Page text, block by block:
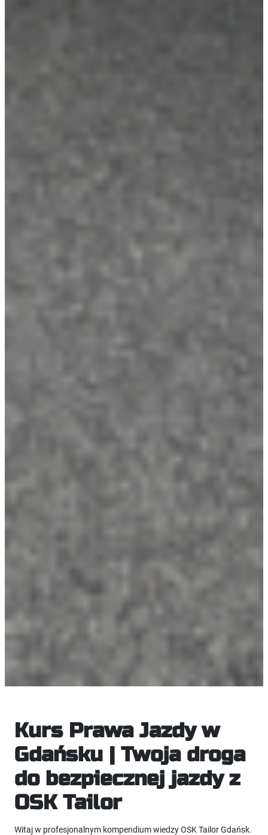
Kurs Prawa Jazdy w
Gdańsku | Twoja droga
do bezpiecznej jazdy z
OSK Tailor
Witaj w profesjonalnym kompendium wiedzy OSK Tailor Gdańsk.